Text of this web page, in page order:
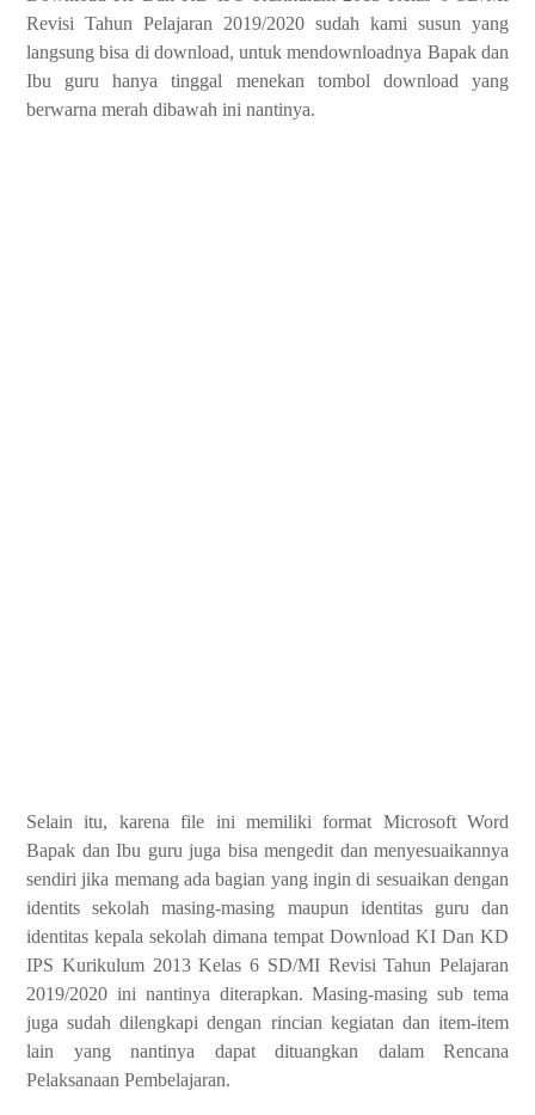
Revisi Tahun Pelajaran 2019/2020 sudah kami susun yang
langsung bisa di download, untuk mendownloadnya Bapak dan
Ibu guru hanya tinggal menekan tombol download yang
berwarna merah dibawah ini nantinya.
Selain itu, karena file ini memiliki format Microsoft Word
Bapak dan Ibu guru juga bisa mengedit dan menyesuaikannya
sendiri jika memang ada bagian yang ingin di sesuaikan dengan
identits sekolah masing-masing maupun identitas guru dan
identitas kepala sekolah dimana tempat Download KI Dan KD
IPS Kurikulum 2013 Kelas 6 SD/MI Revisi Tahun Pelajaran
2019/2020 ini nantinya diterapkan. Masing-masing sub tema
juga sudah dilengkapi dengan rincian kegiatan dan item-item
lain yang nantinya dapat dituangkan dalam Rencana
Pelaksanaan Pembelajaran.